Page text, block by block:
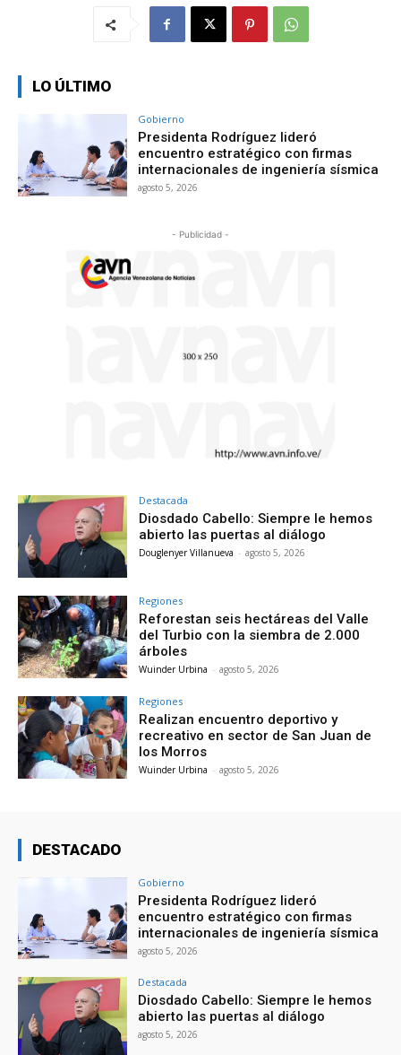
LO ÚLTIMO
Gobierno
Presidenta Rodríguez lideró
encuentro estratégico con firmas
internacionales de ingeniería sísmica
agosto 5, 2026
- Publicidad -
Destacada
Diosdado Cabello: Siempre le hemos
abierto las puertas al diálogo
Douglenyer Villanueva - agosto 5, 2026
Regiones
Reforestan seis hectáreas del Valle
del Turbio con la siembra de 2.000
árboles
Wuinder Urbina - agosto 5, 2026
Regiones
Realizan encuentro deportivo y
recreativo en sector de San Juan de
los Morros
Wuinder Urbina - agosto 5, 2026
DESTACADO
Gobierno
Presidenta Rodríguez lideró
encuentro estratégico con firmas
internacionales de ingeniería sísmica
agosto 5, 2026
Destacada
Diosdado Cabello: Siempre le hemos
abierto las puertas al diálogo
agosto 5, 2026